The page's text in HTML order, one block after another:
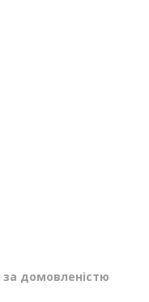
за домовленістю